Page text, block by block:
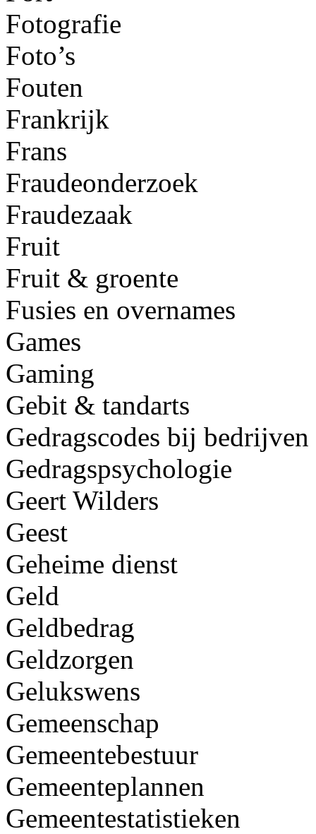
Fotografie
Foto’s
Fouten
Frankrijk
Frans
Fraudeonderzoek
Fraudezaak
Fruit
Fruit & groente
Fusies en overnames
Games
Gaming
Gebit & tandarts
Gedragscodes bij bedrijven
Gedragspsychologie
Geert Wilders
Geest
Geheime dienst
Geld
Geldbedrag
Geldzorgen
Gelukswens
Gemeenschap
Gemeentebestuur
Gemeenteplannen
Gemeentestatistieken